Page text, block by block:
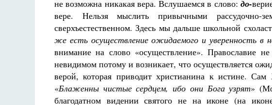
не возможна никакая вера. Вслушаемся в слово: до-
вере. Нельзя мыслить привычными рассудочно-
сверхъестественном. Здесь мы дальше школьной
же есть осуществление ожидаемого и уверенность в
внимание на слово «осуществление». Православие
невидимом потому и возникает, что осуществляется
верой, которая приводит христианина к истине.
«Блаженны чистые сердцем, ибо они Бога узрят»
благодатном видении святого не на иконе (на